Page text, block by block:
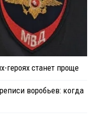
героях станет проще
воробьев: когда